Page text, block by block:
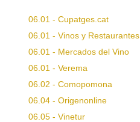
06.01 - Cupatges.cat
06.01 - Vinos y Restaurantes
06.01 - Mercados del Vino
06.01 - Verema
06.02 - Comopomona
06.04 - Origenonline
06.05 - Vinetur